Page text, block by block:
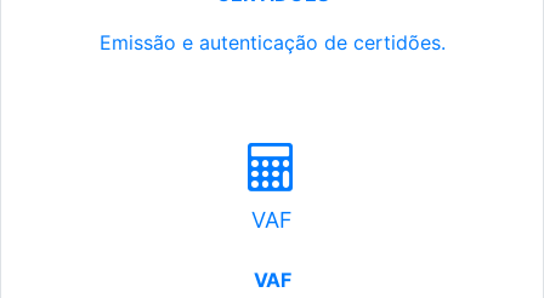
Emissão e autenticação de certidões.
VAF
VAF